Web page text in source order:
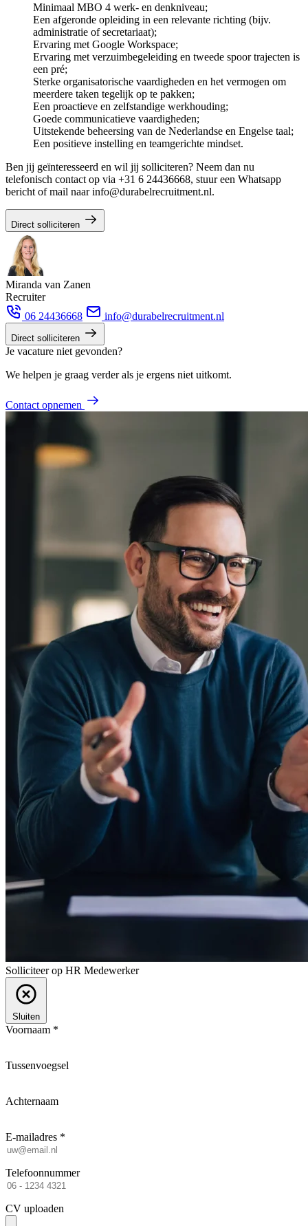
Minimaal MBO 4 werk- en denkniveau;
Een afgeronde opleiding in een relevante richting (bijv.
administratie of secretariaat);
Ervaring met Google Workspace;
Ervaring met verzuimbegeleiding en tweede spoor trajecten is
een pré;
Sterke organisatorische vaardigheden en het vermogen om
meerdere taken tegelijk op te pakken;
Een proactieve en zelfstandige werkhouding;
Goede communicatieve vaardigheden;
Uitstekende beheersing van de Nederlandse en Engelse taal;
Een positieve instelling en teamgerichte mindset.
Ben jij geïnteresseerd en wil jij solliciteren? Neem dan nu
telefonisch contact op via +31 6 24436668, stuur een Whatsapp
bericht of mail naar info@durabelrecruitment.nl.
Direct solliciteren
Miranda van Zanen
Recruiter
06 24436668
info@durabelrecruitment.nl
Direct solliciteren
Je vacature niet gevonden?
We helpen je graag verder als je ergens niet uitkomt.
Contact opnemen
Solliciteer op HR Medewerker
Sluiten
Voornaam *
Tussenvoegsel
Achternaam
E-mailadres *
Telefoonnummer
CV uploaden